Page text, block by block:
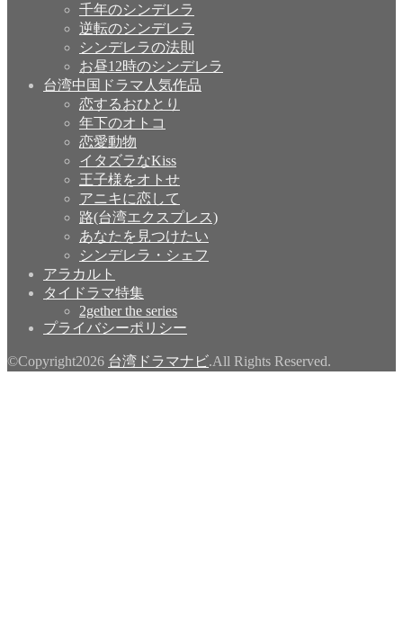
千年のシンデレラ
逆転のシンデレラ
シンデレラの法則
お昼12時のシンデレラ
台湾中国ドラマ人気作品
恋するおひとり
年下のオトコ
恋愛動物
イタズラなKiss
王子様をオトせ
アニキに恋して
路(台湾エクスプレス)
あなたを見つけたい
シンデレラ・シェフ
アラカルト
タイドラマ特集
2gether the series
プライバシーポリシー
©Copyright2026 台湾ドラマナビ.All Rights Reserved.